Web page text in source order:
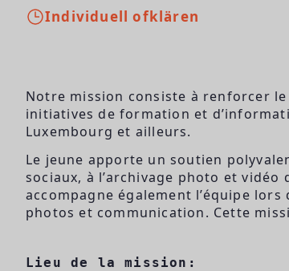
Individuell ofklären
Notre mission consiste à renforcer
initiatives de formation et
Luxembourg et ailleurs.
Le jeune apporte un soutien
sociaux, à l’archivage photo et
accompagne également l’équipe
photos et communication. Cette
Lieu de la mission: